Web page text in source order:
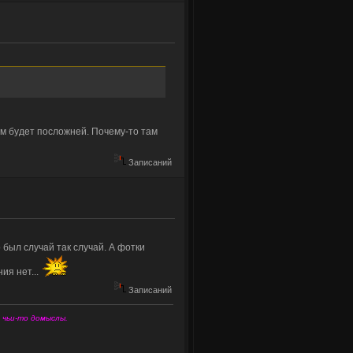
будет посложней. Почему-то там
Записаний
был случай так случай. А фотки
нет...
Записаний
то домыслы.